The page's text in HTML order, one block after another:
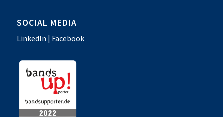
SOCIAL MEDIA
LinkedIn | Facebook